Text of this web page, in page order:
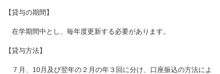
【貸与の期間】
在学期間中とし、毎年度更新する必要があります。
【貸与方法】
７月、10月及び翌年の２月の年３回に分け、口座振込の方法によ